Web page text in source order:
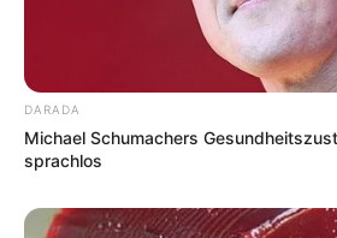
DARADA
Michael Schumachers
sprachlos